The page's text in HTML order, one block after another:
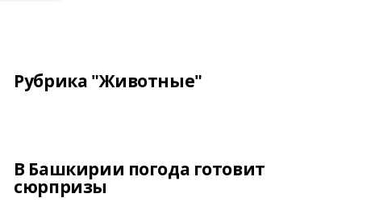
Рубрика "Животные"
В Башкирии погода готовит
сюрпризы